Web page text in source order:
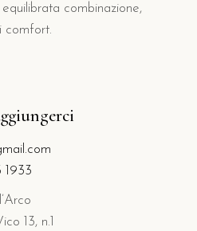
combinazione,
comfort.
1933
13, n.1